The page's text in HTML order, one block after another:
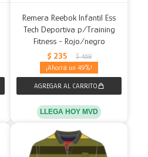
Remera Reebok Infantil Ess
Tech Deportiva p/Training
Fitness - Rojo/negro
$ 235 $ 469
49
LLEGA HOY MVD